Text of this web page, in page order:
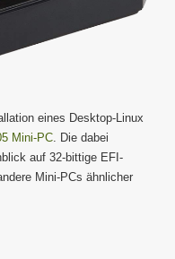
eines Desktop-Linux
Mini-PC. Die dabei
auf 32-bittige EFI-
Mini-PCs ähnlicher